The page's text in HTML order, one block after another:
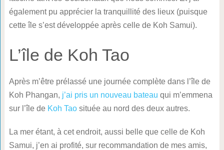
également pu apprécier la tranquillité des lieux (puisque
cette île s’est développée après celle de Koh Samui).
L’île de Koh Tao
Après m’être prélassé une journée complète dans l’île de
Koh Phangan, j’ai pris un nouveau bateau qui m’emmena
sur l’île de Koh Taosituée au nord des deux autres.
La mer étant, à cet endroit, aussi belle que celle de Koh
Samui, j’en ai profité, sur recommandation de mes amis,